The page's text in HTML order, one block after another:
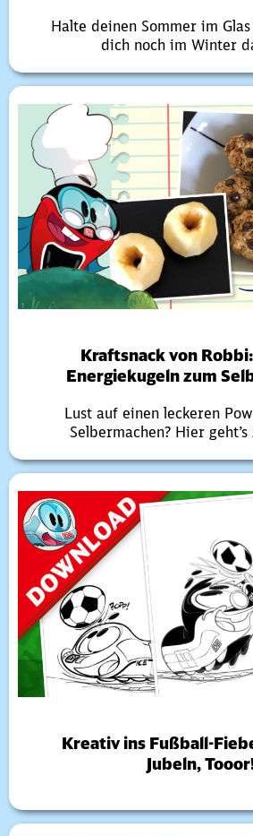
Halte deinen Sommer im
dich noch im Winter
Kraftsnack von
Energiekugeln zum
Lust auf einen leckeren
Selbermachen? Hier
Kreativ ins Fußball-
Jubeln,